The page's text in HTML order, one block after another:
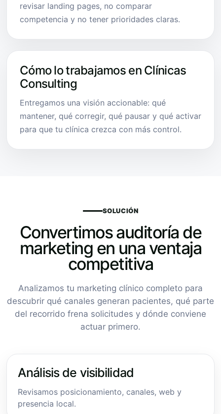
revisar landing pages, no comparar
competencia y no tener prioridades claras.
Cómo lo trabajamos en Clínicas
Consulting
Entregamos una visión accionable: qué
mantener, qué corregir, qué pausar y qué activar
para que tu clínica crezca con más control.
SOLUCIÓN
Convertimos auditoría de
marketing en una ventaja
competitiva
Analizamos tu marketing clínico completo para
descubrir qué canales generan pacientes, qué parte
del recorrido frena solicitudes y dónde conviene
actuar primero.
Análisis de visibilidad
Revisamos posicionamiento, canales, web y
presencia local.